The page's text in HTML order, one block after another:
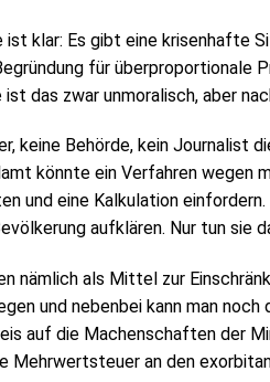
klar: Es gibt eine krisenhafte
für überproportionale
das zwar unmoralisch, aber
keine Behörde, kein Journalist
könnte ein Verfahren wegen
und eine Kalkulation
aufklären. Nur tun sie
nämlich als Mittel zur
und nebenbei kann man
auf die Machenschaften der
Mehrwertsteuer an den